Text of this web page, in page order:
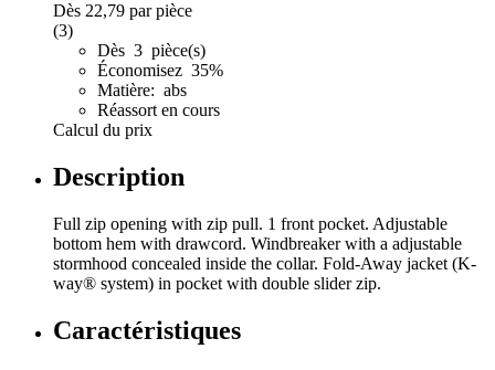
Dès 22,79 par pièce
(3)
Dès 3 pièce(s)
Économisez 35%
Matière: abs
Réassort en cours
Calcul du prix
Description
Full zip opening with zip pull. 1 front pocket. Adjustable
bottom hem with drawcord. Windbreaker with a adjustable
stormhood concealed inside the collar. Fold-Away jacket (K-
way® system) in pocket with double slider zip.
Caractéristiques